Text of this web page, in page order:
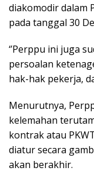
diakomodir dalam
pada tanggal 30
‘’Perppu ini juga
persoalan
hak-hak pekerja,
Menurutnya,
kelemahan
kontrak atau
diatur secara
akan berakhir.